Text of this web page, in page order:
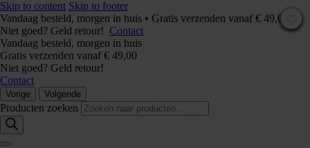
Skip to content Skip to footer
Vandaag besteld, morgen in huis • Gratis verzenden vanaf € 49,00 –
Niet goed? Geld retour! Contact
Vandaag besteld, morgen in huis
Gratis verzenden vanaf € 49,00
Niet goed? Geld retour!
Contact
Vorige Volgende
Producten zoeken